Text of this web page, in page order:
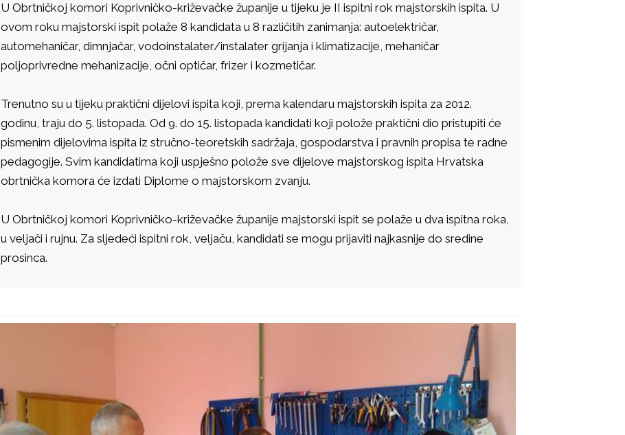
U Obrtničkoj komori Koprivničko-križevačke županije u tijeku je II ispitni rok majstorskih ispita. U
ovom roku majstorski ispit polaže 8 kandidata u 8 različitih zanimanja: autoelektričar,
automehaničar, dimnjačar, vodoinstalater/instalater grijanja i klimatizacije, mehaničar
poljoprivredne mehanizacije, očni optičar, frizer i kozmetičar.
Trenutno su u tijeku praktični dijelovi ispita koji, prema kalendaru majstorskih ispita za 2012.
godinu, traju do 5. listopada. Od 9. do 15. listopada kandidati koji polože praktični dio pristupiti će
pismenim dijelovima ispita iz stručno-teoretskih sadržaja, gospodarstva i pravnih propisa te radne
pedagogije. Svim kandidatima koji uspješno polože sve dijelove majstorskog ispita Hrvatska
obrtnička komora će izdati Diplome o majstorskom zvanju.
U Obrtničkoj komori Koprivničko-križevačke županije majstorski ispit se polaže u dva ispitna roka,
u veljači i rujnu. Za sljedeći ispitni rok, veljaču, kandidati se mogu prijaviti najkasnije do sredine
prosinca.